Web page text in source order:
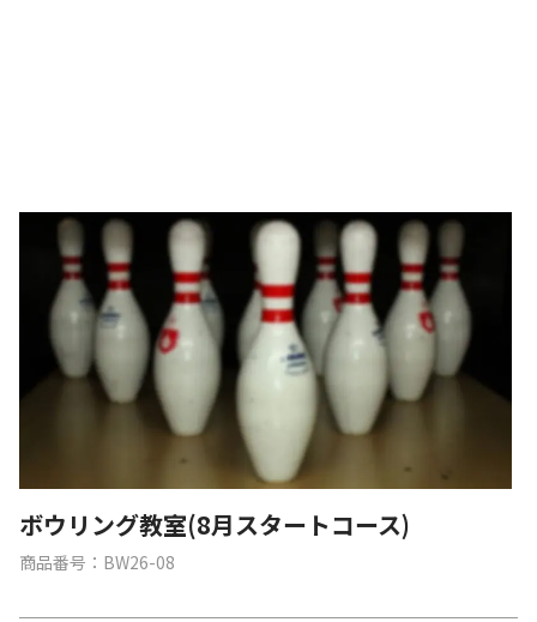
ボウリング教室(8月スタートコース)
商品番号：BW26-08